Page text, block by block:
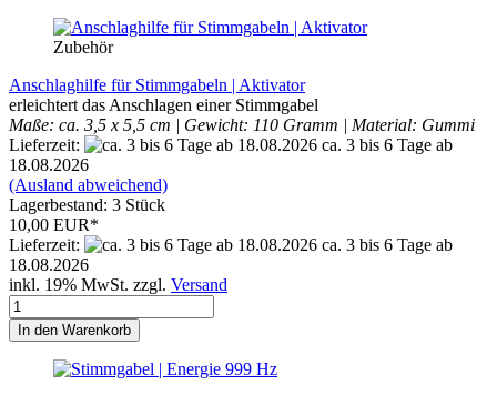
Zubehör
Anschlaghilfe für Stimmgabeln | Aktivator
erleichtert das Anschlagen einer Stimmgabel
Maße: ca. 3,5 x 5,5 cm | Gewicht: 110 Gramm | Material: Gummi
Lieferzeit:
ca. 3 bis 6 Tage ab
18.08.2026
(Ausland abweichend)
Lagerbestand: 3 Stück
10,00 EUR*
Lieferzeit:
ca. 3 bis 6 Tage ab
18.08.2026
inkl. 19% MwSt. zzgl. Versand
In den Warenkorb